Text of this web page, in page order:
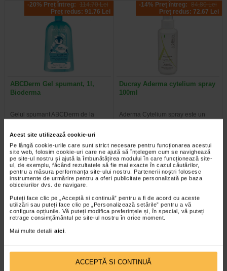
Acest site utilizează cookie-uri
Pe lângă cookie-urile care sunt strict necesare pentru funcționarea acestui
site web, folosim cookie-uri care ne ajută să înțelegem cum se navighează
pe site-ul nostru și ajută la îmbunătățirea modului în care funcționează site-
ul, de exemplu, făcând rezultatele să fie mai exacte în cazul căutărilor,
pentru a măsura performanța site-ului nostru. Partenerii noștri folosesc
instrumente de urmărire pentru a oferi publicitate personalizată pe baza
obiceiurilor dvs. de navigare.
Puteți face clic pe „Acceptă si continuă” pentru a fi de acord cu aceste
utilizări sau puteți face clic pe „Personalizează setările” pentru a vă
configura opțiunile. Vă puteți modifica preferințele și, în special, vă puteți
retrage consimțământul pe site-ul nostru în orice moment.
Mai multe detalii aici
ACCEPTĂ SI CONTINUĂ
-20% Preț întreg: 114.70 Lei
Preț redus: 91.76 Lei
ABCDerm Gel spumant, 1l,
Bioderma
Gelul spumant ABCDerm de la
Bioderma este creat special pentru
-14% Preț întreg: 84,80 Lei
Preț redus: 72.67 Lei
Ducray Aderma cytelium spray
100ml
Aderma Cytelium spray este un
produs cu efecte imediate in
-35% Preț întreg: 78,10 Lei
Preț redus: 50.77 Lei
La Roche Posay Lipikar gel
spalare piele sensibila, 400 ml
-40% Preț întreg: 30.60 Lei
Preț redus: 18.36 Lei
Gerovital Kids Gel spalare
corp si par Hydra Care X 300…